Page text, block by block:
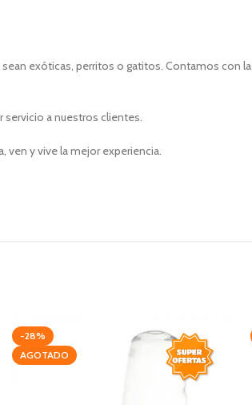
exóticas, perritos o gatitos. Contamos
servicio a nuestros clientes.
y vive la mejor experiencia.
-28%
AGOTADO